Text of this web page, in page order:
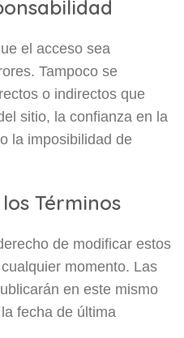
el acceso sea
Tampoco se
o indirectos que
sitio, la confianza en la
la imposibilidad de
Términos
de modificar estos
momento. Las
en este mismo
fecha de última